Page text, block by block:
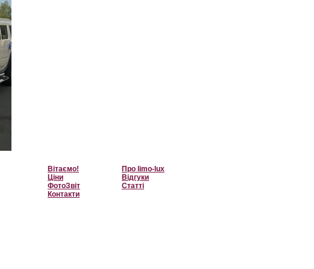
Вітаємо!
Про limo-lux
Ціни
Відгуки
ФотоЗвіт
Статті
Контакти